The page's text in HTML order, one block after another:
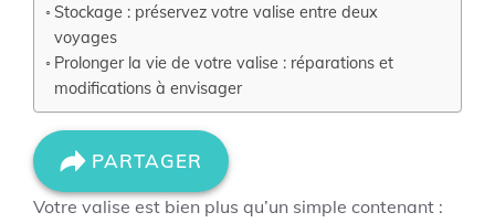
Stockage : préservez votre valise entre deux
voyages
Prolonger la vie de votre valise : réparations et
modifications à envisager
PARTAGER
Votre valise est bien plus qu’un simple contenant :